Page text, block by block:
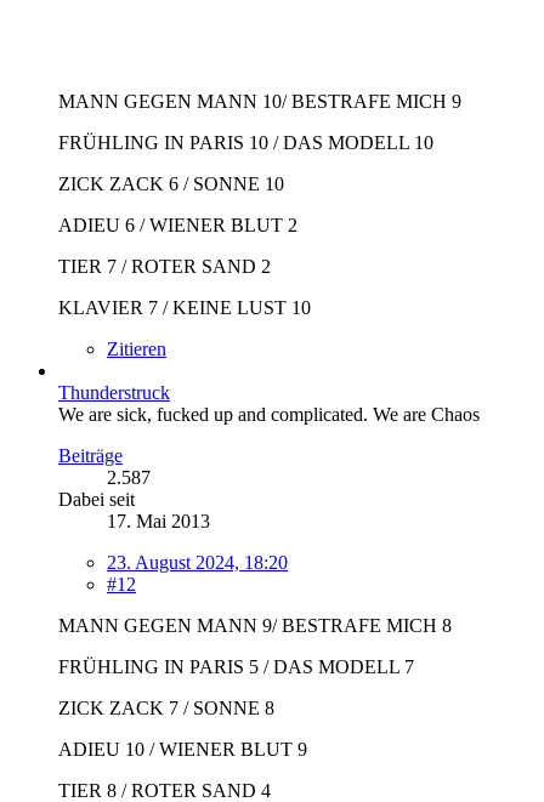
MANN GEGEN MANN 10/ BESTRAFE MICH 9
FRÜHLING IN PARIS 10 / DAS MODELL 10
ZICK ZACK 6 / SONNE 10
ADIEU 6 / WIENER BLUT 2
TIER 7 / ROTER SAND 2
KLAVIER 7 / KEINE LUST 10
Zitieren
Thunderstruck
We are sick, fucked up and complicated. We are Chaos
Beiträge
2.587
Dabei seit
17. Mai 2013
23. August 2024, 18:20
#12
MANN GEGEN MANN 9/ BESTRAFE MICH 8
FRÜHLING IN PARIS 5 / DAS MODELL 7
ZICK ZACK 7 / SONNE 8
ADIEU 10 / WIENER BLUT 9
TIER 8 / ROTER SAND 4